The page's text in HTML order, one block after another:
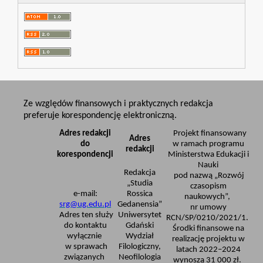
Ze względów finansowych i praktycznych redakcja
preferuje korespondencję elektroniczną.
Adres redakcji
do
korespondencji
Adres
redakcji
Projekt finansowany
w ramach programu
Ministerstwa Edukacji i
Nauki
pod nazwą „Rozwój
czasopism
naukowych”,
nr umowy
RCN/SP/0210/2021/1.
Środki finansowe na
realizację projektu w
latach 2022–2024
wynoszą 31 000 zł.
e-mail:
srg@ug.edu.pl
Adres ten służy
do kontaktu
wyłącznie
w sprawach
związanych
Redakcja
„Studia
Rossica
Gedanensia”
Uniwersytet
Gdański
Wydział
Filologiczny,
Neofilologia